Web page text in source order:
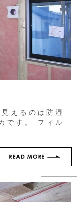
えるのは防湿
です。 フィル